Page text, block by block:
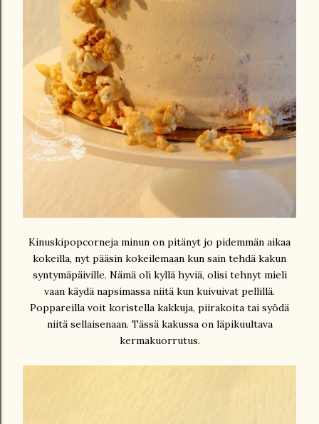
Kinuskipopcorneja minun on pitänyt jo pidemmän aikaa
kokeilla, nyt pääsin kokeilemaan kun sain tehdä kakun
syntymäpäiville. Nämä oli kyllä hyviä, olisi tehnyt mieli
vaan käydä napsimassa niitä kun kuivuivat pellillä.
Poppareilla voit koristella kakkuja, piirakoita tai syödä
niitä sellaisenaan. Tässä kakussa on läpikuultava
kermakuorrutus.